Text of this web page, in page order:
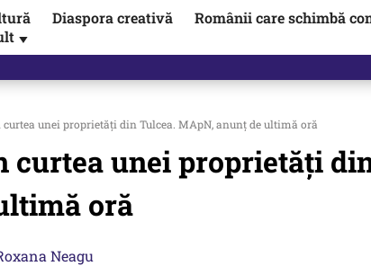
Diaspora creativă
Românii care schimbă
▼
mari proporții
unei proprietăți din Tulcea. MApN, anunț de ultimă oră
unei proprietăți
oră
Neagu